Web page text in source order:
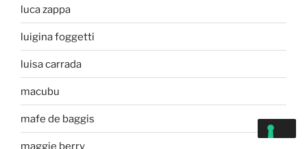
luca zappa
luigina foggetti
luisa carrada
macubu
mafe de baggis
maggie berry